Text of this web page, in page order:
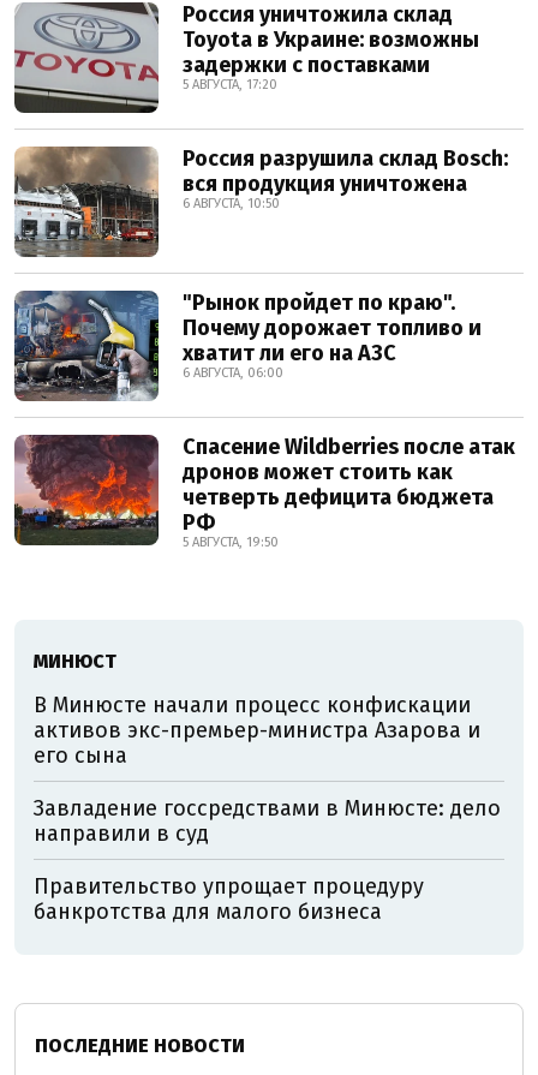
Россия уничтожила склад
Toyota в Украине: возможны
задержки с поставками
5 АВГУСТА, 17:20
Россия разрушила склад Bosch:
вся продукция уничтожена
6 АВГУСТА, 10:50
"Рынок пройдет по краю".
Почему дорожает топливо и
хватит ли его на АЗС
6 АВГУСТА, 06:00
Спасение Wildberries после атак
дронов может стоить как
четверть дефицита бюджета
РФ
5 АВГУСТА, 19:50
МИНЮСТ
В Минюсте начали процесс конфискации
активов экс-премьер-министра Азарова и
его сына
Завладение госсредствами в Минюсте: дело
направили в суд
Правительство упрощает процедуру
банкротства для малого бизнеса
ПОСЛЕДНИЕ НОВОСТИ